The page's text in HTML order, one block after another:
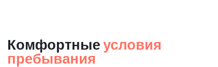
Комфортные условия
пребывания